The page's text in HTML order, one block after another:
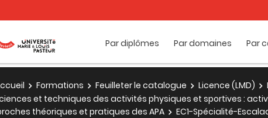
Par diplômes Par domaines Par
Formations Feuilleter le catalogue Licence (LMD)
et techniques des activités physiques et sportives :
théoriques et pratiques des APA
EC1-Spécialité-